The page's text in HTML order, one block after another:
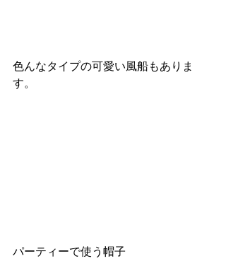
色んなタイプの可愛い風船もありま
す。
パーティーで使う帽子